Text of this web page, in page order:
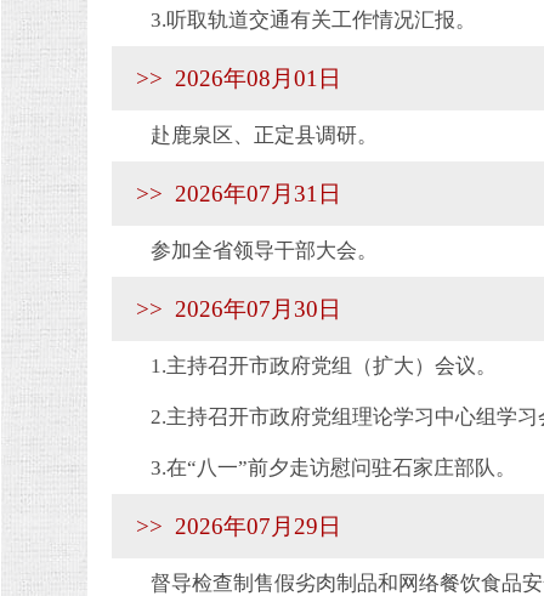
3.听取轨道交通有关工作情况汇报。
>> 2026年08月01日
赴鹿泉区、正定县调研。
>> 2026年07月31日
参加全省领导干部大会。
>> 2026年07月30日
1.主持召开市政府党组（扩大）会议。
2.主持召开市政府党组理论学习中心组学习
3.在“八一”前夕走访慰问驻石家庄部队。
>> 2026年07月29日
督导检查制售假劣肉制品和网络餐饮食品